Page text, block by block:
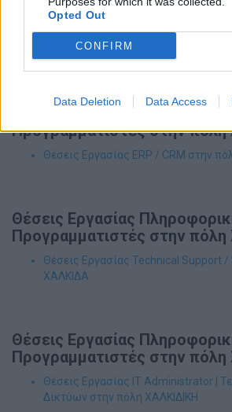
Opted Out
CONFIRM
Data Deletion Data Access
Προγραμματιστές στην πόλη
Θέσεις Εργασίας IT Administrator |
Δικτύων στην πόλη ΚΑΤΕΡΙΝΗ
Θέσεις Εργασίας
Προγραμματιστές στην
Θέσεις Εργασίας ERP / CRM στην
Θέσεις Εργασίας
Προγραμματιστές στην
Θέσεις Εργασίας Technical Support
ΧΑΛΚΙΔΑ
Θέσεις Εργασίας
Προγραμματιστές στην πόλη
Θέσεις Εργασίας IT Administrator |
Δικτύων στην πόλη ΧΑΛΚΙΔΙΚΗ